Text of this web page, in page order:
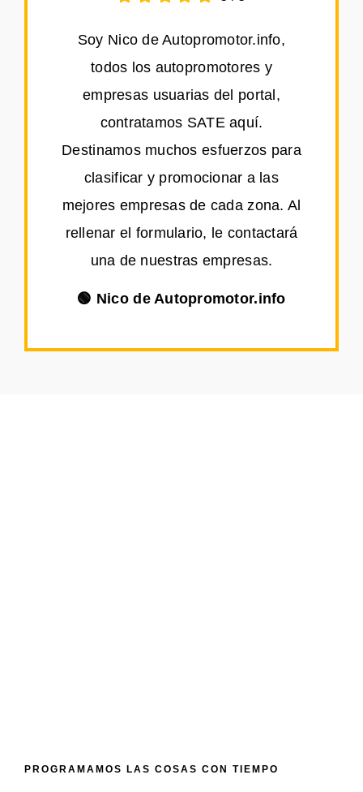
Soy Nico de Autopromotor.info,
todos los autopromotores y
empresas usuarias del portal,
contratamos SATE aquí.
Destinamos muchos esfuerzos para
clasificar y promocionar a las
mejores empresas de cada zona. Al
rellenar el formulario, le contactará
una de nuestras empresas.
🟢 Nico de Autopromotor.info
PROGRAMAMOS LAS COSAS CON TIEMPO